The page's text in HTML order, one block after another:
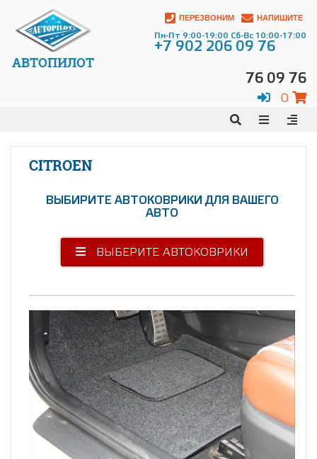
АВТОПИЛОТ
ПЕРЕЗВОНИМ НАПИШИТЕ
Пн-Пт 9:00-19:00 Сб-Вс 10:00-17:00
+7 902 206 09 76
76 09 76
0
CITROEN
ВЫБИРИТЕ АВТОКОВРИКИ ДЛЯ ВАШЕГО
АВТО
ВЫБЕРИТЕ АВТОКОВРИКИ